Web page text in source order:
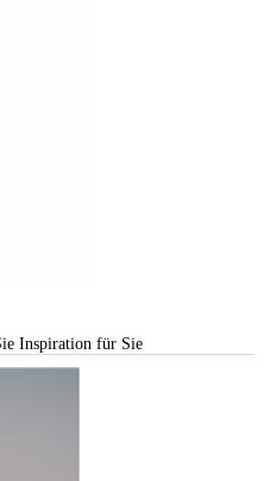
Inspiration für Sie